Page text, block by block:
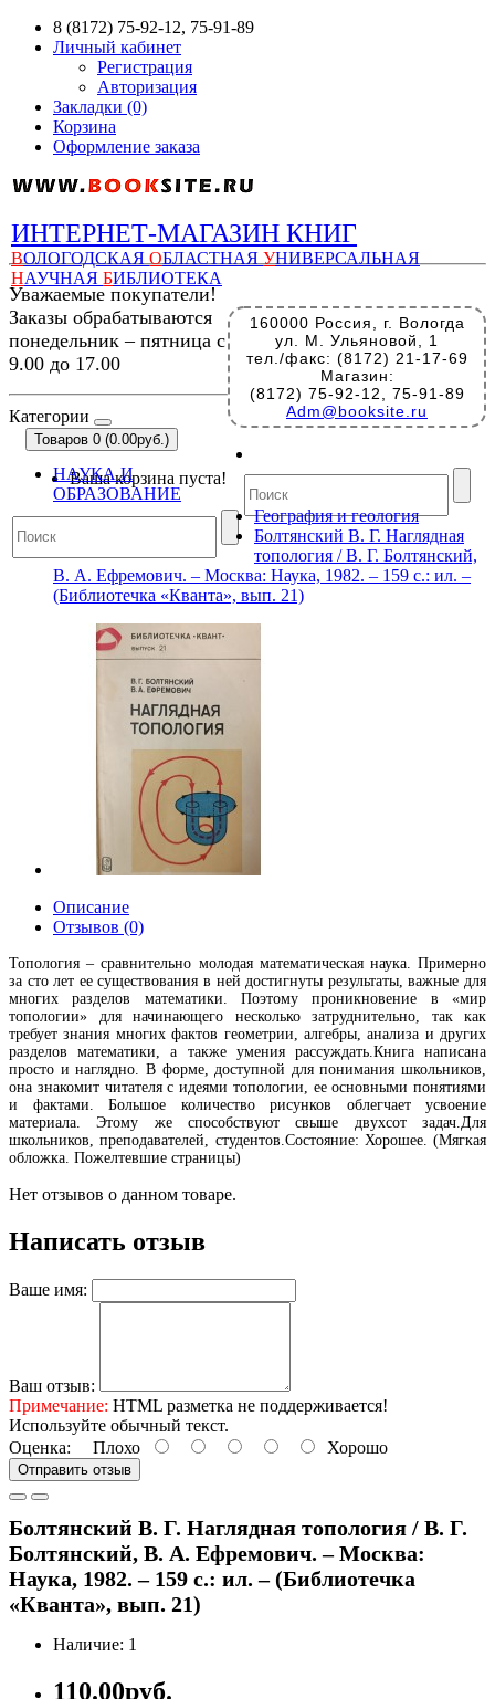
8 (8172) 75-92-12, 75-91-89
Личный кабинет
Регистрация
Авторизация
Закладки (0)
Корзина
Оформление заказа
ИНТЕРНЕТ-МАГАЗИН КНИГ
ВОЛОГОДСКАЯ ОБЛАСТНАЯ УНИВЕРСАЛЬНАЯ
НАУЧНАЯ БИБЛИОТЕКА
160000 Россия, г. Вологда
ул. М. Ульяновой, 1
тел./факс: (8172) 21-17-69
Магазин:
(8172) 75-92-12, 75-91-89
Adm@booksite.ru
Уважаемые покупатели!
Заказы обрабатываются
понедельник – пятница с
9.00 до 17.00
Категории
Товаров 0 (0.00руб.)
Ваша корзина пуста!
НАУКА И
ОБРАЗОВАНИЕ
География и геология
Болтянский В. Г. Наглядная
топология / В. Г. Болтянский,
В. А. Ефремович. – Москва: Наука, 1982. – 159 с.: ил. –
(Библиотечка «Кванта», вып. 21)
Описание
Отзывов (0)
Топология – сравнительно молодая математическая наука. Примерно
за сто лет ее существования в ней достигнуты результаты, важные для
многих разделов математики. Поэтому проникновение в «мир
топологии» для начинающего несколько затруднительно, так как
требует знания многих фактов геометрии, алгебры, анализа и других
разделов математики, а также умения рассуждать.Книга написана
просто и наглядно. В форме, доступной для понимания школьников,
она знакомит читателя с идеями топологии, ее основными понятиями
и фактами. Большое количество рисунков облегчает усвоение
материала. Этому же способствуют свыше двухсот задач.Для
школьников, преподавателей, студентов.Состояние: Хорошее. (Мягкая
обложка. Пожелтевшие страницы)
Нет отзывов о данном товаре.
Написать отзыв
Ваше имя:
Ваш отзыв:
Примечание: HTML разметка не поддерживается!
Используйте обычный текст.
Оценка: Плохо Хорошо
Отправить отзыв
Болтянский В. Г. Наглядная топология / В. Г.
Болтянский, В. А. Ефремович. – Москва:
Наука, 1982. – 159 с.: ил. – (Библиотечка
«Кванта», вып. 21)
Наличие: 1
110.00руб.